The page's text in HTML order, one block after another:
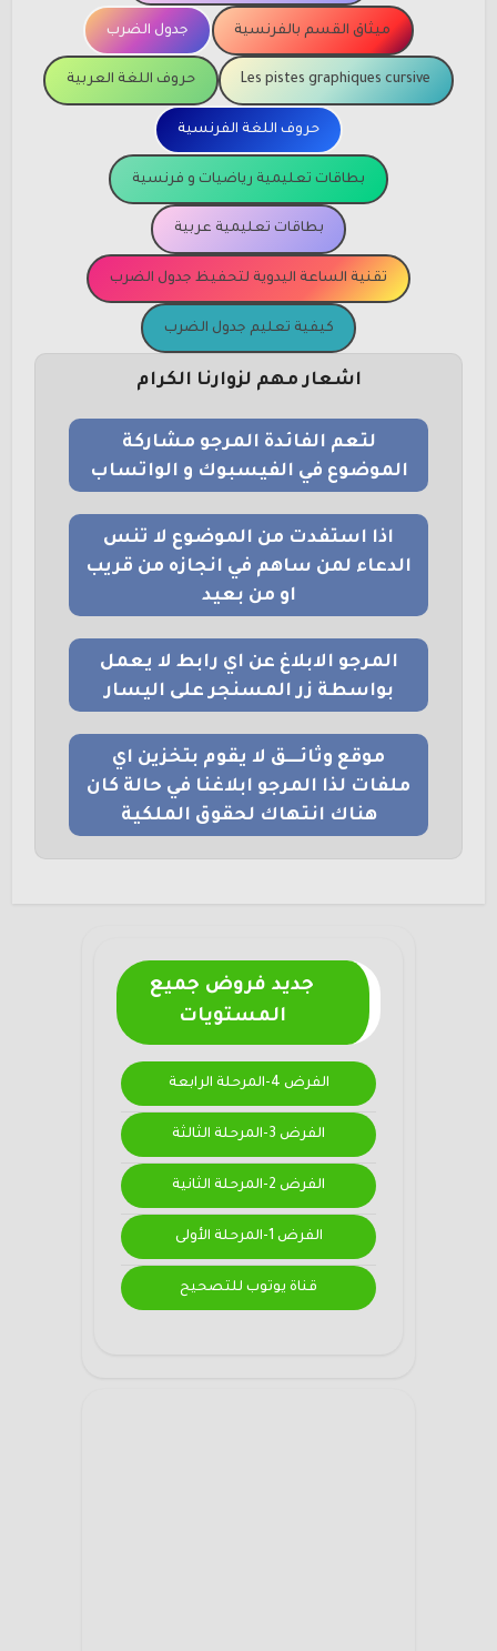
ميثاق القسم بالفرنسية جدول الضرب
Les pistes graphiques cursive حروف اللغة العربية
حروف اللغة الفرنسية
بطاقات تعليمية رياضيات و فرنسية
بطاقات تعليمية عربية
تقنية الساعة اليدوية لتحفيظ جدول الضرب
كيفية تعليم جدول الضرب
اشعار مهم لزوارنا الكرام
لتعم الفائدة المرجو مشاركة
الموضوع في الفيسبوك و الواتساب
اذا استفدت من الموضوع لا تنس
الدعاء لمن ساهم في انجازه من قريب
او من بعيد
المرجو الابلاغ عن اي رابط لا يعمل
بواسطة زر المسنجر على اليسار
موقع وثائــــق لا يقوم بتخزين اي
ملفات لذا المرجو ابلاغنا في حالة كان
هناك انتهاك لحقوق الملكية
جديد فروض جميع
المستويات
الفرض 4-المرحلة الرابعة
الفرض 3-المرحلة الثالثة
الفرض 2-المرحلة الثانية
الفرض 1-المرحلة الأولى
قناة يوتوب للتصحيح